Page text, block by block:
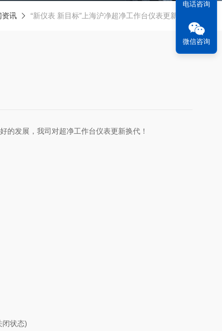
资讯 “新仪表 新目标”上海沪净超净工作台仪表更新换代
发展，我司对超净工作台仪表更新换代！
状态)
电话咨询
微信咨询